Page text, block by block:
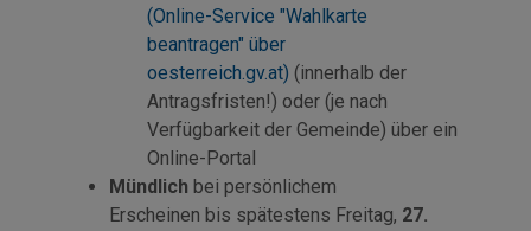
(Online-Service "Wahlkarte
beantragen" über
oesterreich.gv.at) (innerhalb der
Antragsfristen!) oder (je nach
Verfügbarkeit der Gemeinde) über ein
Online-Portal
Mündlich bei persönlichem
Erscheinen bis spätestens Freitag, 27.